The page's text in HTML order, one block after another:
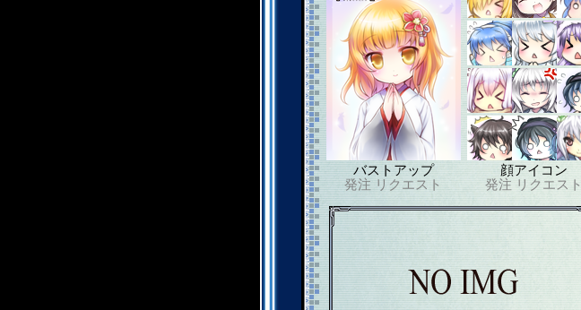
バストアップ
発注 リクエスト
顔アイコン
発注 リクエスト